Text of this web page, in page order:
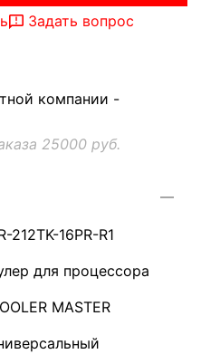
Задать вопрос
компании -
25000 руб.
212TK-16PR-R1
для процессора
MASTER